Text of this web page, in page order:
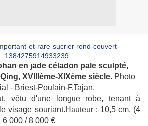
en jade céladon pale sculpté,
XVIIIème-XIXème siècle. Photo
- Briest-Poulain-F.Tajan.
vêtu d'une longue robe, tenant à
visage souriant.Hauteur : 10,5 cm. (4
: 6 000 / 8 000 €